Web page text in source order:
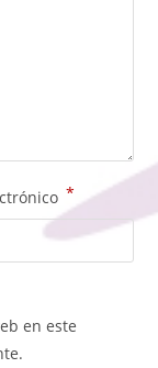
*
en este